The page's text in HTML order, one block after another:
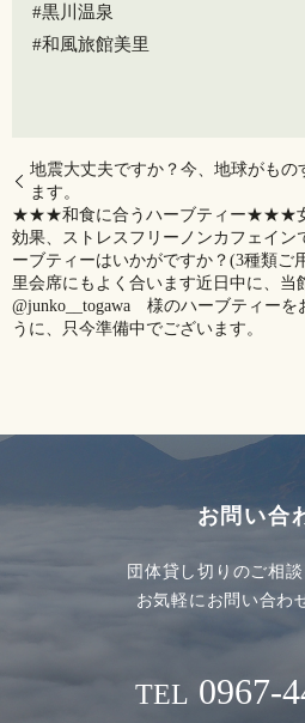
#黒川温泉
#和風旅館美里
地震大丈夫ですか？今、地球がも
ます。
★★★和食に合うハーブティー★★★女
効果、ストレスフリーノンカフェイン
ーブティーはいかがですか？(3種類ご
里会席にもよく合います近日中に、当
@junko__togawa 様のハーブティーを
うに、只今準備中でございます。
お問い合
団体貸し切りのご相談
お気軽にお問い合わ
TEL 0967-